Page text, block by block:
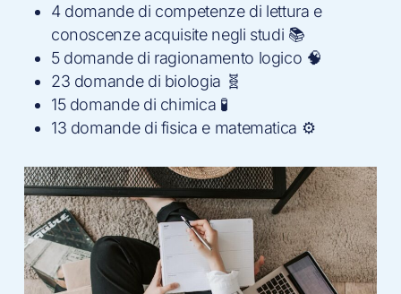
4 domande di competenze di lettura e
conoscenze acquisite negli studi 📚
5 domande di ragionamento logico 🧠
23 domande di biologia 🧬
15 domande di chimica 🧪
13 domande di fisica e matematica ⚙️